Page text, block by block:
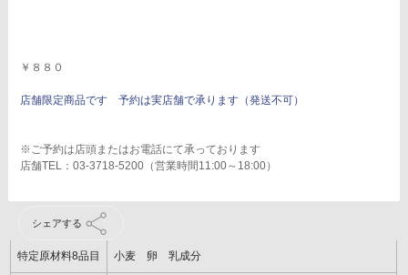
￥８８０
店舗限定商品です 予約は実店舗で承ります（発送不可）
※ご予約は店頭またはお電話にて承っております
店舗TEL：03-3718-5200（営業時間11:00～18:00）
シェアする
特定原材料8品目 小麦 卵 乳成分